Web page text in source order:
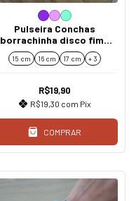
Pulseira Conchas
borrachinha disco fimo
colorida
15 cm 16 cm 17 cm + 3
R$19,90
R$19,30 com Pix
COMPRAR